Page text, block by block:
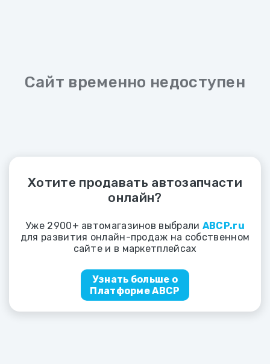
Сайт временно недоступен
Хотите продавать автозапчасти
онлайн?
Уже 2900+ автомагазинов выбрали ABCP.ru
для развития онлайн-продаж на собственном
сайте и в маркетплейсах
Узнать больше о
Платформе ABCP